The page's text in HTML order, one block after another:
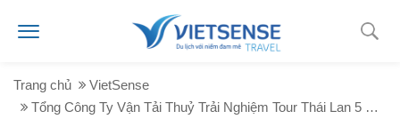
Trang chủ
VietSense
Tổng Công Ty Vận Tải Thuỷ Trải Nghiệm Tour Thái Lan 5 Ngày 4 Đêm